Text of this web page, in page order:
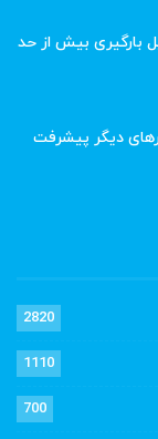
بارگیری بیش از حد
دیگر پیشرفت
2820
1110
700